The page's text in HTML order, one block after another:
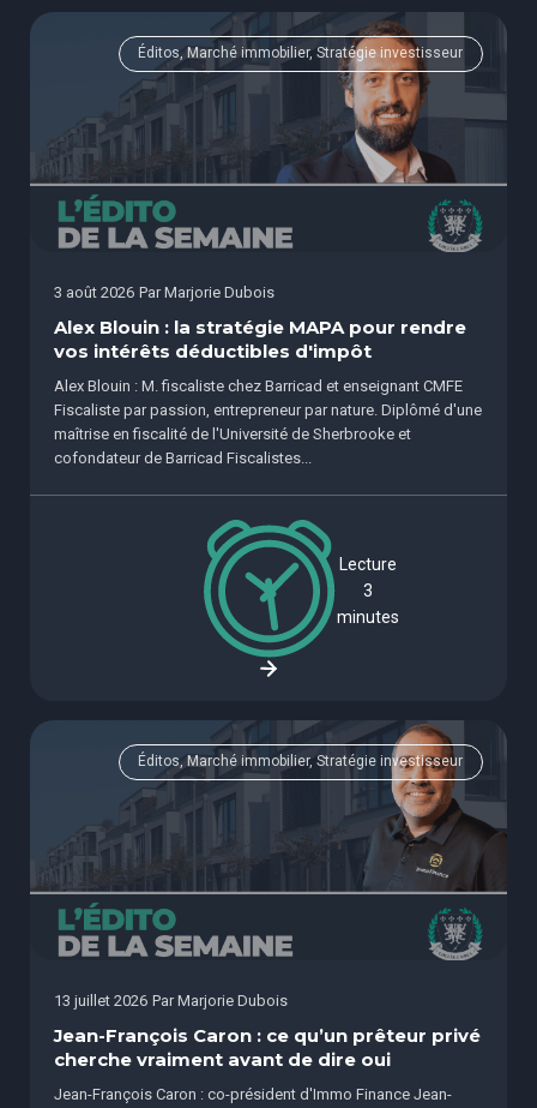
Éditos, Marché immobilier, Stratégie investisseur
3 août 2026 Par Marjorie Dubois
Alex Blouin : la stratégie MAPA pour rendre
vos intérêts déductibles d'impôt
Alex Blouin : M. fiscaliste chez Barricad et enseignant CMFE
Fiscaliste par passion, entrepreneur par nature. Diplômé d'une
maîtrise en fiscalité de l'Université de Sherbrooke et
cofondateur de Barricad Fiscalistes...
Lecture
3
minutes
Éditos, Marché immobilier, Stratégie investisseur
13 juillet 2026 Par Marjorie Dubois
Jean-François Caron : ce qu’un prêteur privé
cherche vraiment avant de dire oui
Jean-François Caron : co-président d'Immo Finance Jean-